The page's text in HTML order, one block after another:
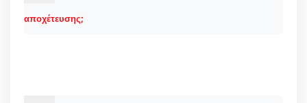
αποχέτευσης;